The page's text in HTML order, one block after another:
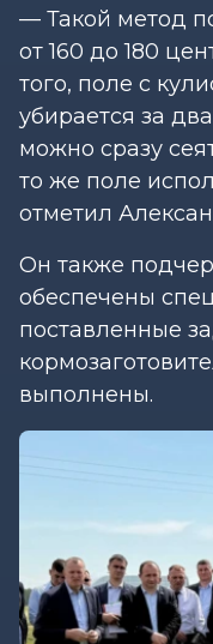
— Такой метод
от 160 до 180
того, поле с
убирается за
можно сразу
то же поле
отметил
Он также
обеспечены
поставленные
выполнены.